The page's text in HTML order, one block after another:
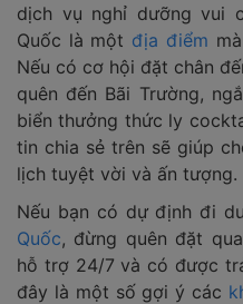
dịch vụ nghỉ dưỡng vui
Quốc là một địa điểm
Nếu có cơ hội đặt chân
quên đến Bãi Trường,
biển thưởng thức ly
tin chia sẻ trên sẽ giúp
lịch tuyệt vời và ấn tượng.
Nếu bạn có dự định đi
Quốc, đừng quên đặt
hỗ trợ 24/7 và có được
đây là một số gợi ý các